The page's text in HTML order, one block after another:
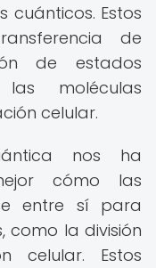
cuánticos. Estos
de
de estados
moléculas
celular.
nos ha
cómo las
entre sí para
como la división
celular. Estos